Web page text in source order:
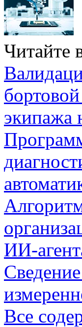
Читайте
экипажа
ИИ-
Все